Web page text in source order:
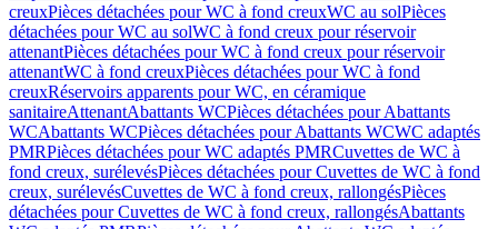
creuxPièces détachées pour WC à fond creuxWC au solPièces
détachées pour WC au solWC à fond creux pour réservoir
attenantPièces détachées pour WC à fond creux pour réservoir
attenantWC à fond creuxPièces détachées pour WC à fond
creuxRéservoirs apparents pour WC, en céramique
sanitaireAttenantAbattants WCPièces détachées pour Abattants
WCAbattants WCPièces détachées pour Abattants WCWC adaptés
PMRPièces détachées pour WC adaptés PMRCuvettes de WC à
fond creux, surélevésPièces détachées pour Cuvettes de WC à fond
creux, surélevésCuvettes de WC à fond creux, rallongésPièces
détachées pour Cuvettes de WC à fond creux, rallongésAbattants